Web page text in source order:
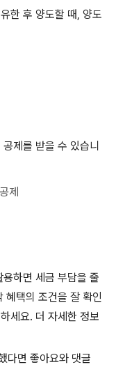
한 후 양도할 때, 양도
제를 받을 수 있습니
제
하면 세금 부담을 줄
혜택의 조건을 잘 확인
세요. 더 자세한 정보
다면 좋아요와 댓글